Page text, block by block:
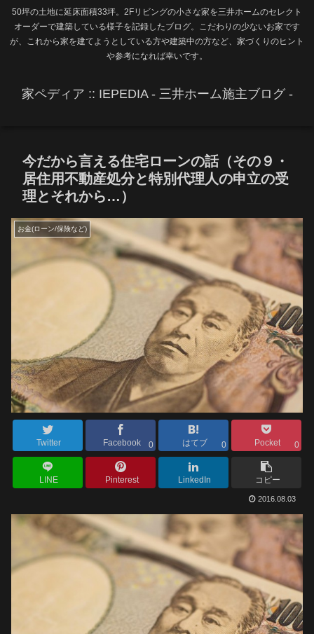
50坪の土地に延床面積33坪。2Fリビングの小さな家を三井ホームのセレクト
オーダーで建築している様子を記録したブログ。こだわりの少ないお家です
が、これから家を建てようとしている方や建築中の方など、家づくりのヒント
や参考になれば幸いです。
家ペディア :: IEPEDIA - 三井ホーム施主ブログ -
今だから言える住宅ローンの話（その９・
居住用不動産処分と特別代理人の申立の受
理とそれから…）
お金(ローン/保険など)
Twitter Facebook 0 はてブ 0 Pocket 0
LINE Pinterest LinkedIn コピー
2016.08.03